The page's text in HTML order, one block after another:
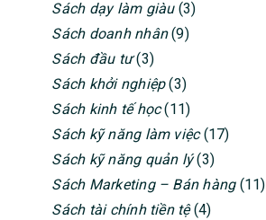
Sách dạy làm giàu(3)
Sách doanh nhân(9)
Sách đầu tư(3)
Sách khởi nghiệp(3)
Sách kinh tế học(11)
Sách kỹ năng làm việc(17)
Sách kỹ năng quản lý(3)
Sách Marketing – Bán hàng(11)
Sách tài chính tiền tệ(4)